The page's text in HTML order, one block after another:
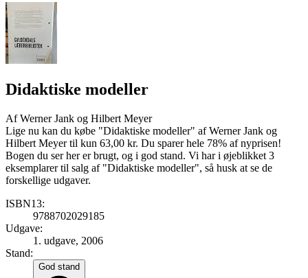
Didaktiske modeller
AfWerner Jank og Hilbert Meyer
Lige nu kan du købe "Didaktiske modeller" af Werner Jank og
Hilbert Meyer til kun 63,00 kr. Du sparer hele 78% af nyprisen!
Bogen du ser her er brugt, og i god stand. Vi har i øjeblikket 3
eksemplarer til salg af "Didaktiske modeller", så husk at se de
forskellige udgaver.
ISBN13:
9788702029185
Udgave:
1. udgave, 2006
Stand:
God stand